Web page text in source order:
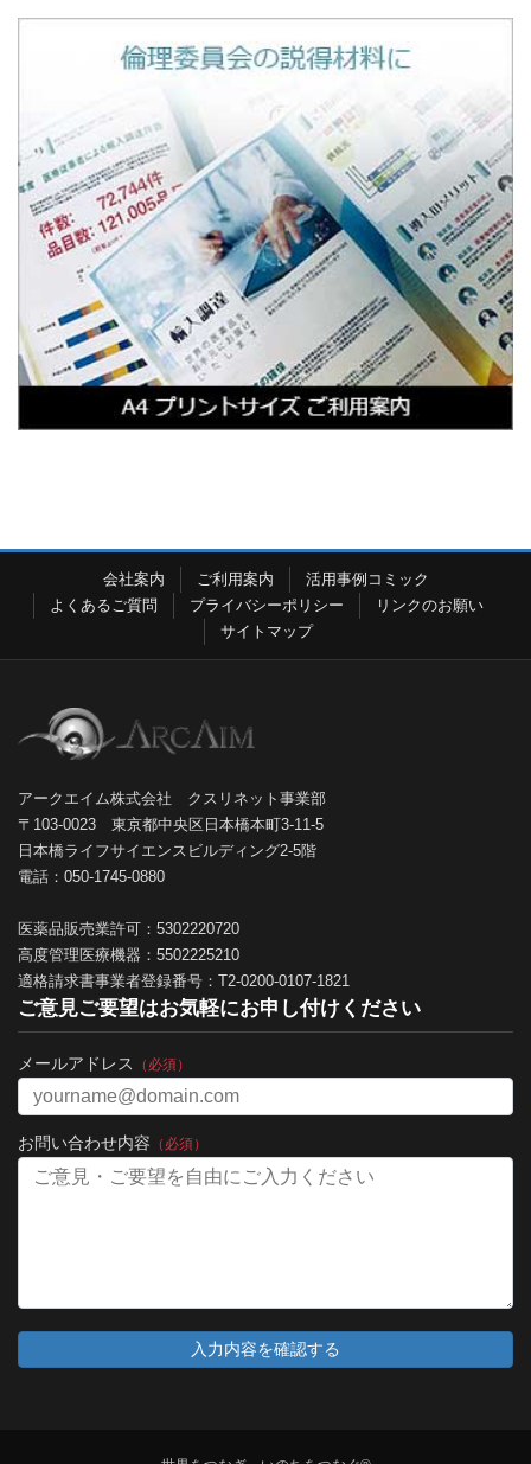
会社案内 ご利用案内
活用事例コミック
よくあるご質問
プライバシーポリシー
リンクのお願い
サイトマップ
アークエイム株式会社 クスリネット事業部
〒103-0023 東京都中央区日本橋本町3-11-5
日本橋ライフサイエンスビルディング2-5階
電話：050-1745-0880
医薬品販売業許可：5302220720
高度管理医療機器：5502225210
適格請求書事業者登録番号：T2-0200-0107-1821
ご意見ご要望はお気軽にお申し付けください
メールアドレス （必須）
お問い合わせ内容 （必須）